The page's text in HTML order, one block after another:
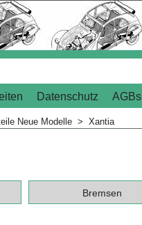
Datenschutz AGBs
Neue Modelle > Xantia
Bremsen